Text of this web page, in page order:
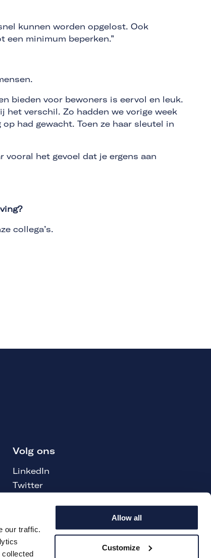
our traffic.
collected
Allow all
Customize
kunnen worden opgelost. Ook
een minimum beperken.”
bieden voor bewoners is eervol en leuk.
het verschil. Zo hadden we vorige week
had gewacht. Toen ze haar sleutel in
het gevoel dat je ergens aan
collega’s.
Volg ons
LinkedIn
Twitter
Facebook